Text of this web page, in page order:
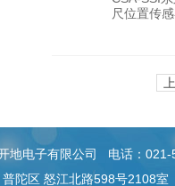
尺位置传
地电子有限公司 电话：
陀区 怒江北路598号2108室